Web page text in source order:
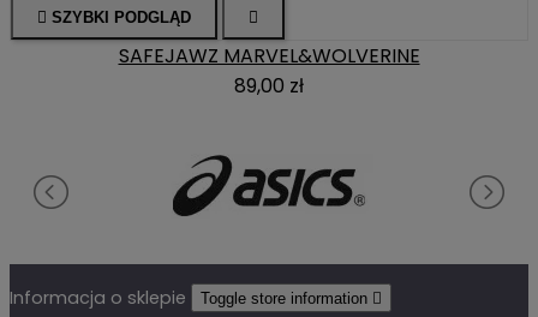
 SZYBKI PODGLĄD 
SAFEJAWZ MARVEL&WOLVERINE
89,00 zł
Informacja o sklepie Toggle store information 